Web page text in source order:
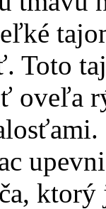
Toto
oveľa
ktorý